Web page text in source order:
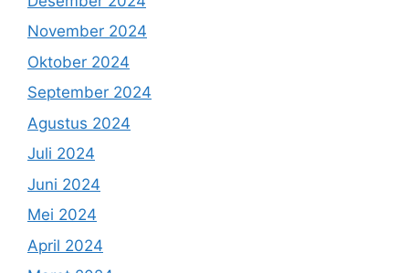
November 2024
Oktober 2024
September 2024
Agustus 2024
Juli 2024
Juni 2024
Mei 2024
April 2024